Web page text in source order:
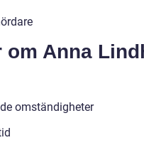
Anna
omständigheter